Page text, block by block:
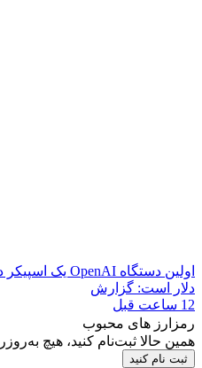
دلار است: گزارش
12 ساعت قبل
رمزارز های محبوب
همین حالا ثبت‌نام کنید، هیچ
ثبت نام کنید